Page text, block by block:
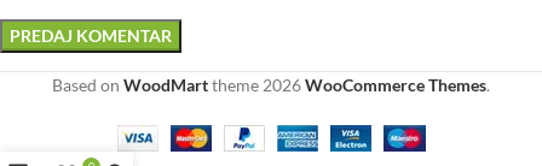
Based on WoodMarttheme 2026WooCommerce Themes.